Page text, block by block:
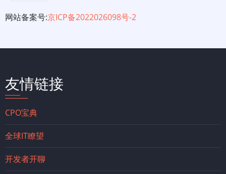
网站备案号:京ICP备2022026098号-2
友情链接
CPO宝典
全球IT瞭望
开发者开聊